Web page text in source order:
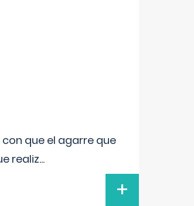
que el agarre que
realiz...
+